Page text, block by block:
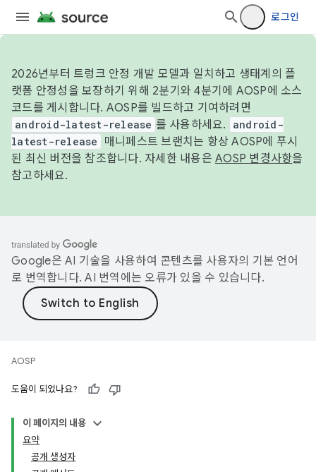
로그인
2026년부터 트렁크 안정 개발 모델과 일치하고 생태계의 플
랫폼 안정성을 보장하기 위해 2분기와 4분기에 AOSP에 소스
코드를 게시합니다. AOSP를 빌드하고 기여하려면
android-latest-release 를 사용하세요.
android-
latest-release
매니페스트 브랜치는 항상 AOSP에 푸시
된 최신 버전을 참조합니다. 자세한 내용은 AOSP 변경사항을
참고하세요.
Google은 AI 기술을 사용하여 콘텐츠를 사용자의 기본 언어
로 번역합니다. AI 번역에는 오류가 있을 수 있습니다.
AOSP
도움이 되었나요?
이 페이지의 내용
요약
공개 생성자